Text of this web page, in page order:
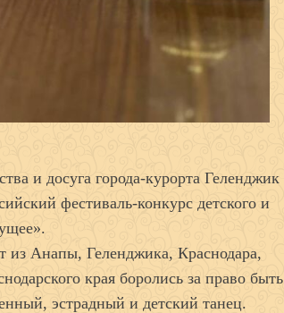
и досуга города-курорта Геленджик
фестиваль-конкурс детского и
из Анапы, Геленджика, Краснодара,
края боролись за право быть
эстрадный и детский танец.